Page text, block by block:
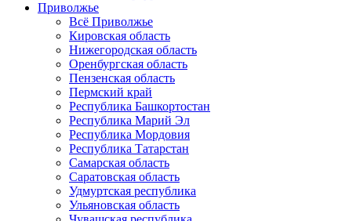
Приволжье
Всё Приволжье
Кировская область
Нижегородская область
Оренбургская область
Пензенская область
Пермский край
Республика Башкортостан
Республика Марий Эл
Республика Мордовия
Республика Татарстан
Самарская область
Саратовская область
Удмуртская республика
Ульяновская область